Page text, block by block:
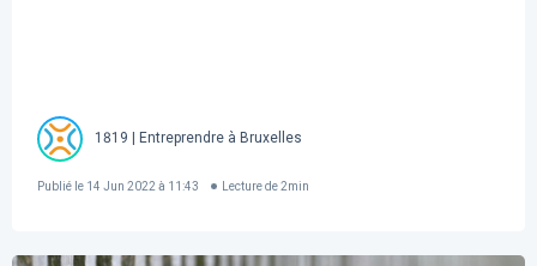
1819 | Entreprendre à Bruxelles
Publié le 14 Jun 2022 à 11:43 Lecture de 2min